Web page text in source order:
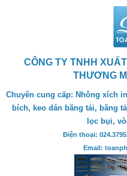
CÔNG TY TNHH
THƯƠNG
Chuyên cung cấp: Nhông xích
bích, keo dán băng tải, băng
lọc bụi,
Điện thoại:
Email: